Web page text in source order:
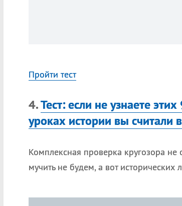
Пройти тест
4.Тест: если не узнаете
уроках истории вы считали
Комплексная проверка кругозора
мучить не будем, а вот исторических